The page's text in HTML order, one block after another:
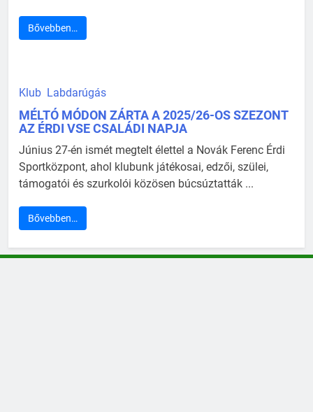
Bővebben…
Klub Labdarúgás
MÉLTÓ MÓDON ZÁRTA A 2025/26-OS SZEZONT
AZ ÉRDI VSE CSALÁDI NAPJA
Június 27-én ismét megtelt élettel a Novák Ferenc Érdi
Sportközpont, ahol klubunk játékosai, edzői, szülei,
támogatói és szurkolói közösen búcsúztatták ...
Bővebben…